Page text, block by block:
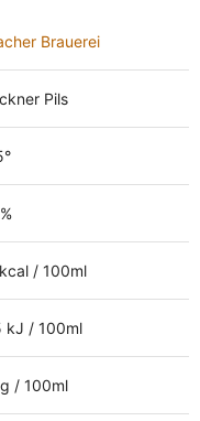
Brauerei
Pils
/ 100ml
kJ / 100ml
/ 100ml